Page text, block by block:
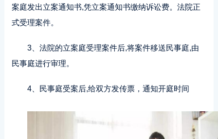
案庭发出立案通知书,凭立案通知书缴纳诉讼费。法院正
式受理案件。
3、法院的立案庭受理案件后,将案件移送民事庭,由
民事庭进行审理。
4、民事庭受案后,给双方发传票，通知开庭时间